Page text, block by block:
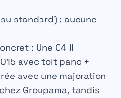
standard) : aucune
: Une C4 II
avec toit pano +
avec une majoration
Groupama, tandis